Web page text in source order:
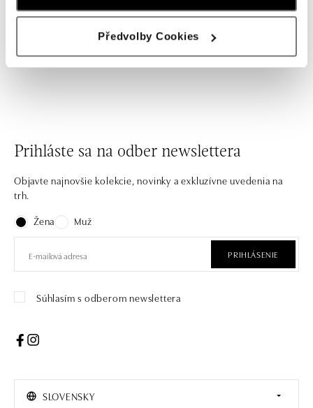
Předvolby Cookies
ALO
ALO
Princess Essence
Prihláste sa na odber newslettera
Objavte najnovšie kolekcie, novinky a exkluzívne uvedenia na
trh.
Žena
Muž
PRIHLÁSENIE
Súhlasím s odberom newslettera
SLOVENSKY